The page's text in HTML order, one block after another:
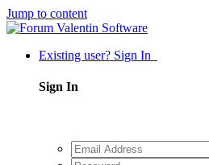
Jump to content
Existing user? Sign In
Sign In